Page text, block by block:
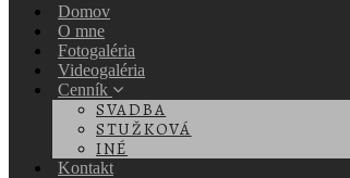
Domov
O mne
Fotogaléria
Videogaléria
Cenník
SVADBA
STUŽKOVÁ
INÉ
Kontakt